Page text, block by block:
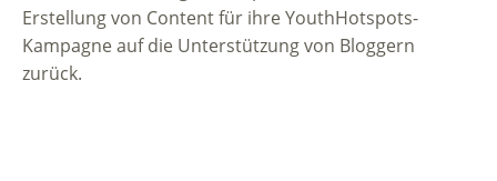
Erstellung von Content für ihre YouthHotspots-
Kampagne auf die Unterstützung von Bloggern
zurück.